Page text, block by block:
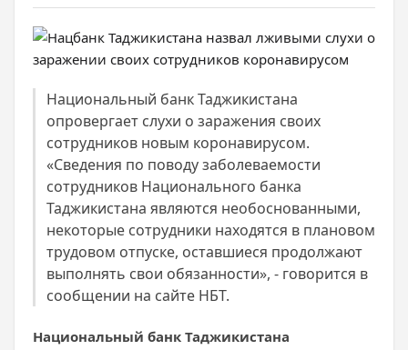
Национальный банк Таджикистана
опровергает слухи о заражения своих
сотрудников новым коронавирусом.
«Сведения по поводу заболеваемости
сотрудников Национального банка
Таджикистана являются необоснованными,
некоторые сотрудники находятся в плановом
трудовом отпуске, оставшиеся продолжают
выполнять свои обязанности», - говорится в
сообщении на сайте НБТ.
Национальный банк Таджикистана